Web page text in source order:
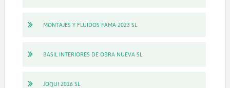
MONTAJES Y FLUIDOS FAMA 2023 SL
BASIL INTERIORES DE OBRA NUEVA SL
JOQUI 2016 SL